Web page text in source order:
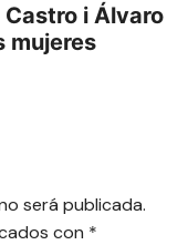
i Álvaro
mujeres
será publicada.
con *